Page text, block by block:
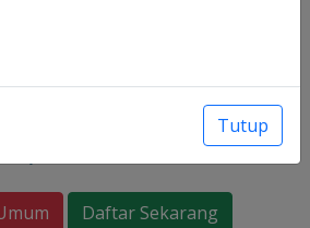
SANTRI BARU
Daftar Sekarang
Tutup